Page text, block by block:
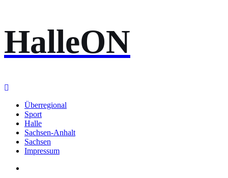
Inhalt
springen
HalleON
Überregional
Sport
Halle
Sachsen-Anhalt
Sachsen
Impressum